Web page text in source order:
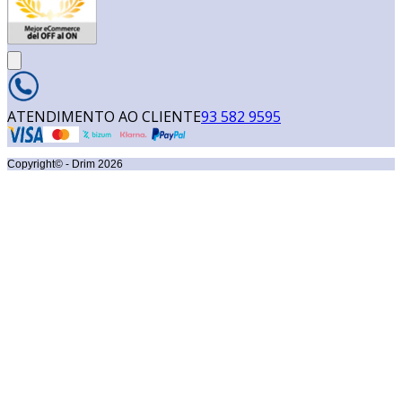
ATENDIMENTO AO CLIENTE93 582 9595
Copyright© - Drim 2026